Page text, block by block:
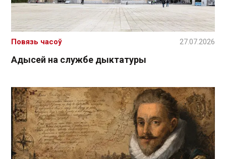
Адысей на службе дыктатуры
Повязь часоў 27.07.2026